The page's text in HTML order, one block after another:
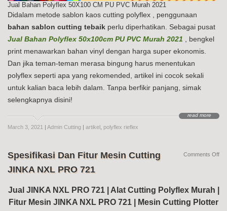
Jual Bahan Polyflex 50X100 CM PU PVC Murah 2021
Didalam metode sablon kaos cutting polyflex , penggunaan
bahan sablon cutting tebaik perlu diperhatikan. Sebagai pusat
Jual Bahan Polyflex 50x100cm PU PVC Murah 2021 , bengkel
print menawarkan bahan vinyl dengan harga super ekonomis.
Dan jika teman-teman merasa bingung harus menentukan
polyflex seperti apa yang rekomended, artikel ini cocok sekali
untuk kalian baca lebih dalam. Tanpa berfikir panjang, simak
selengkapnya disini!
read more
March 3, 2021 | Admin Cutting | artikel polyflex rieflex
Spesifikasi Dan Fitur Mesin Cutting
JINKA NXL PRO 721
Jual JINKA NXL PRO 721 | Alat Cutting Polyflex Murah |
Fitur Mesin JINKA NXL PRO 721 | Mesin Cutting Plotter
Comments Offon